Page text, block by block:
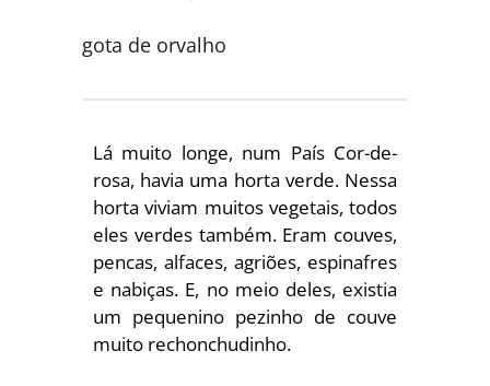
gota de orvalho
Lá muito longe, num País Cor-de-
rosa, havia uma horta verde. Nessa
horta viviam muitos vegetais, todos
eles verdes também. Eram couves,
pencas, alfaces, agriões, espinafres
e nabiças. E, no meio deles, existia
um pequenino pezinho de couve
muito rechonchudinho.